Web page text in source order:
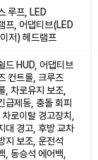
루프, LED
프, 어댑티브(LED
저) 헤드램프
드 HUD, 어댑티브
컨트롤, 크루즈
, 차로유지 보조,
급제동, 충돌 회피
로이탈 경고장치,
대 경고, 후방 교차
지 보조, 운전석
, 동승석 에어백,